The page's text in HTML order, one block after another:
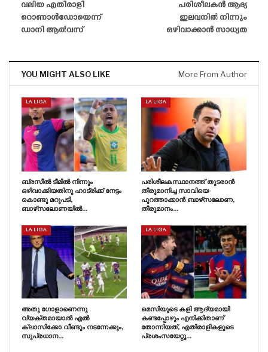
വലിയ എതിരാളി
റൊണാൾഡോയെന്ന്
ഡാനി ആൽവസ്
പരിശീലകൻ ആദ്യ
ഇലവനിൽ നിന്നും
ഒഴിവാക്കാൻ സാധ്യത
YOU MIGHT ALSO LIKE More From Author
LA LIGA
ബ്രസീൽ ടീമിൽ നിന്നും
ഒഴിവാക്കിയതിനു ഹാട്രിക്ക് നേട്ടം
കൊണ്ടു മറുപടി,
ബാഴ്‌സലോണയിൽ…
LA LIGA
പരിശീലകസ്ഥാനത്ത് തുടരാൻ
തീരുമാനിച്ച സാവിയെ
പുറത്താക്കാൻ ബാഴ്‌സലോണ,
തീരുമാനം…
LA LIGA
അതു ഗോളാണെന്നു
വ്യക്തമായാൽ എൽ
ക്ലാസിക്കോ വീണ്ടും നടന്നേക്കും,
സുപ്രധാന…
LA LIGA
മെസിയുടെ കളി ആദ്യമായി
കണ്ടപ്പോഴും എനിക്കിതാണ്
തോന്നിയത്, എതിരാളികളുടെ
പ്രശംസയേറ്റു…